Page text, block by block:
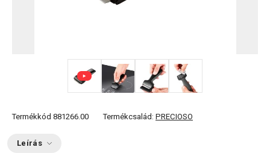
Termékkód 881266.00 Termékcsalád: PRECIOSO
Leírás